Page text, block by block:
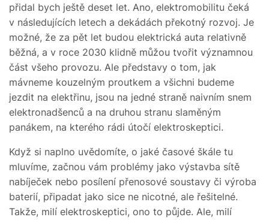
přidal bych ještě deset let. Ano, elektromobilitu čeká
v následujících letech a dekádách překotný rozvoj. Je
možné, že za pět let budou elektrická auta relativně
běžná, a v roce 2030 klidně můžou tvořit významnou
část všeho provozu. Ale představy o tom, jak
mávneme kouzelným proutkem a všichni budeme
jezdit na elektřinu, jsou na jedné straně naivním snem
elektronadšenců a na druhou stranu slaměným
panákem, na kterého rádi útočí elektroskeptici.
Když si naplno uvědomíte, o jaké časové škále tu
mluvíme, začnou vám problémy jako výstavba sítě
nabíječek nebo posílení přenosové soustavy či výroba
baterií, připadat jako sice ne nicotné, ale řešitelné.
Takže, milí elektroskeptici, ono to půjde. Ale, milí